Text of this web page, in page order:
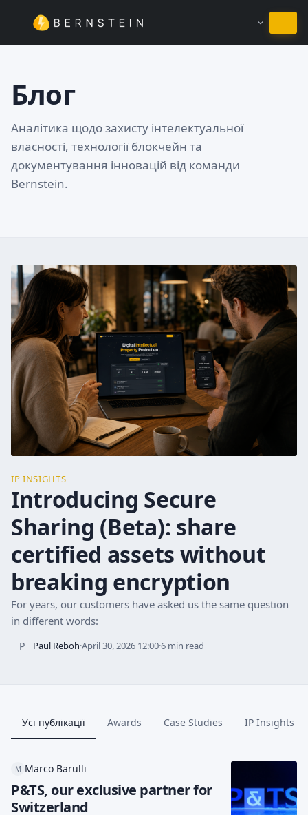
Залишитись на Українська
Блог
Аналітика щодо захисту інтелектуальної
власності, технології блокчейн та
документування інновацій від команди
Bernstein.
IP INSIGHTS
Introducing Secure
Sharing (Beta): share
certified assets without
breaking encryption
For years, our customers have asked us the same question
in different words:
P Paul Reboh·April 30, 2026 12:00·6 min read
Усі публікації Awards Case Studies IP Insights
M Marco Barulli
P&TS, our exclusive partner for
Switzerland